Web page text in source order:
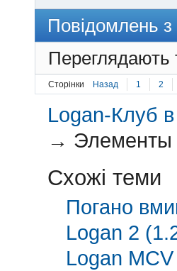
Повідомлень з
Переглядають
Сторінки Назад 1 2
Logan-Клуб
→ Элементы
Схожі теми
Погано
Logan 2
Logan